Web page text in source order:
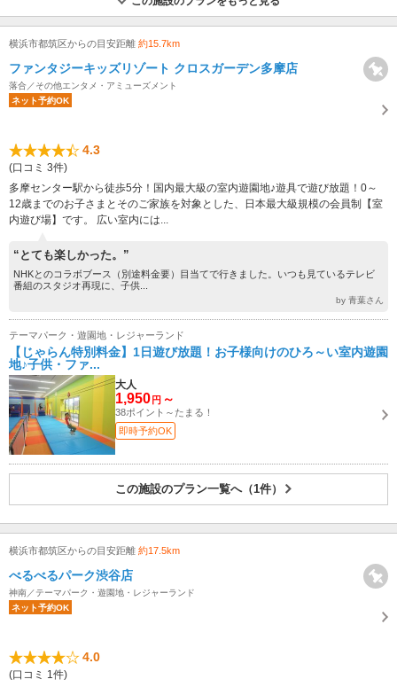
横浜市都筑区からの目安距離 約15.7km
ファンタジーキッズリゾート クロスガーデン多摩店
落合／その他エンタメ・アミューズメント
ネット予約OK
4.3
(口コミ 3件)
多摩センター駅から徒歩5分！国内最大級の室内遊園地♪遊具で遊び放題！0～
12歳までのお子さまとそのご家族を対象とした、日本最大級規模の会員制【室
内遊び場】です。 広い室内には...
“とても楽しかった。”
NHKとのコラボブース（別途料金要）目当てで行きました。いつも見ているテレビ
番組のスタジオ再現に、子供...
by 青葉さん
テーマパーク・遊園地・レジャーランド
【じゃらん特別料金】1日遊び放題！お子様向けのひろ～い室内遊園
地♪子供・ファ...
大人
1,950 円 ～
38ポイント～たまる！
即時予約OK
この施設のプラン一覧へ（1件）
横浜市都筑区からの目安距離 約17.5km
べるべるパーク渋谷店
神南／テーマパーク・遊園地・レジャーランド
ネット予約OK
4.0
(口コミ 1件)